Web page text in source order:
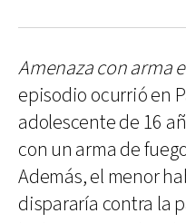
Amenaza con arma
episodio ocurrió en
adolescente de 16
con un arma de
Además, el menor
dispararía contra la